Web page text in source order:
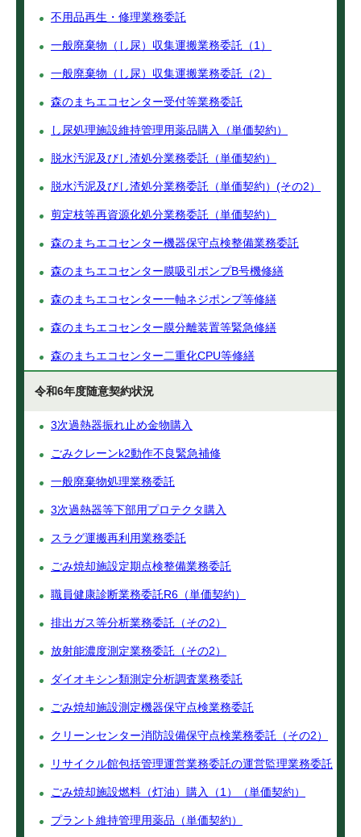
不用品再生・修理業務委託
一般廃棄物（し尿）収集運搬業務委託（1）
一般廃棄物（し尿）収集運搬業務委託（2）
森のまちエコセンター受付等業務委託
し尿処理施設維持管理用薬品購入（単価契約）
脱水汚泥及びし渣処分業務委託（単価契約）
脱水汚泥及びし渣処分業務委託（単価契約）(その2）
剪定枝等再資源化処分業務委託（単価契約）
森のまちエコセンター機器保守点検整備業務委託
森のまちエコセンター膜吸引ポンプB号機修繕
森のまちエコセンター一軸ネジポンプ等修繕
森のまちエコセンター膜分離装置等緊急修繕
森のまちエコセンター二重化CPU等修繕
令和6年度随意契約状況
3次過熱器振れ止め金物購入
ごみクレーンk2動作不良緊急補修
一般廃棄物処理業務委託
3次過熱器等下部用プロテクタ購入
スラグ運搬再利用業務委託
ごみ焼却施設定期点検整備業務委託
職員健康診断業務委託R6（単価契約）
排出ガス等分析業務委託（その2）
放射能濃度測定業務委託（その2）
ダイオキシン類測定分析調査業務委託
ごみ焼却施設測定機器保守点検業務委託
クリーンセンター消防設備保守点検業務委託（その2）
リサイクル館包括管理運営業務委託の運営監理業務委託
ごみ焼却施設燃料（灯油）購入（1）（単価契約）
プラント維持管理用薬品（単価契約）